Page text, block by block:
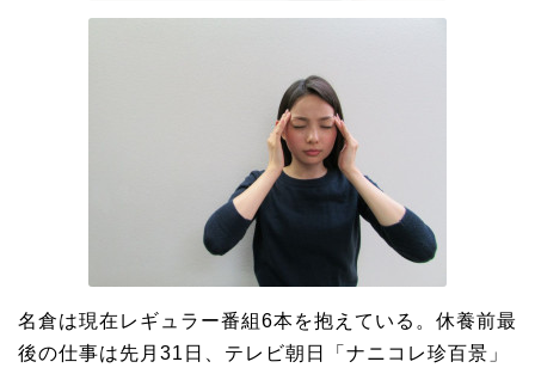
名倉は現在レギュラー番組6本を抱えている。休養前最
後の仕事は先月31日、テレビ朝日「ナニコレ珍百景」